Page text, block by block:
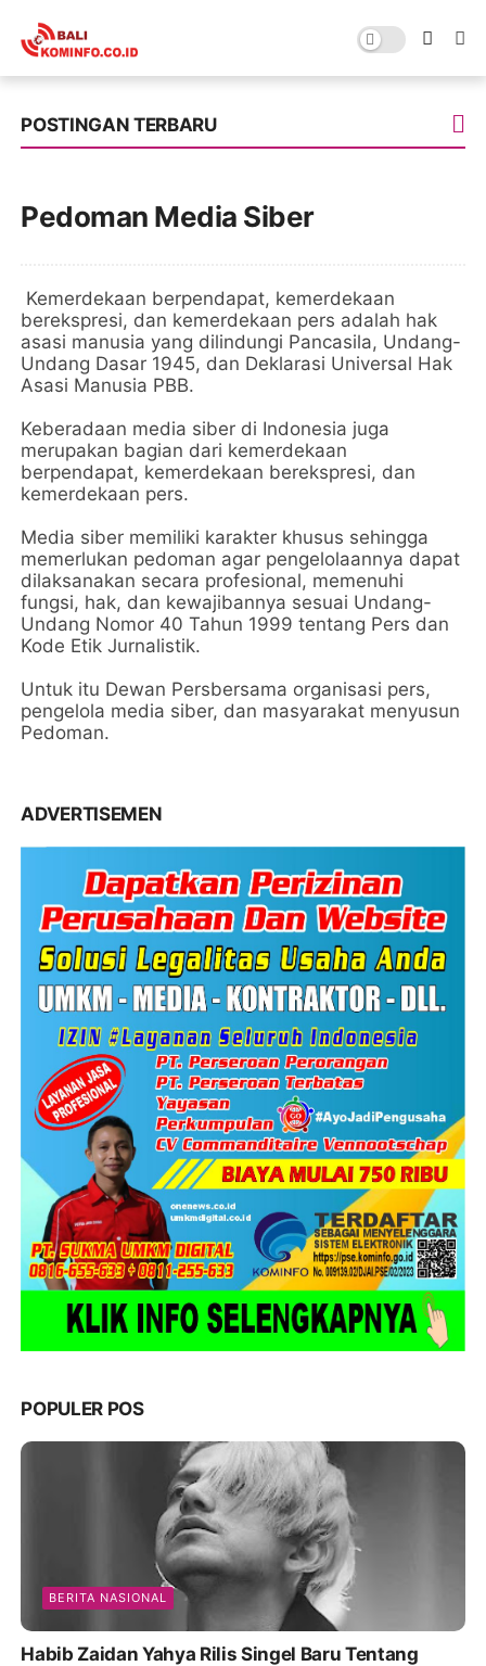
POSTINGAN TERBARU
Pedoman Media Siber
Kemerdekaan berpendapat, kemerdekaan
berekspresi, dan kemerdekaan pers adalah hak
asasi manusia yang dilindungi Pancasila, Undang-
Undang Dasar 1945, dan Deklarasi Universal Hak
Asasi Manusia PBB.
Keberadaan media siber di Indonesia juga
merupakan bagian dari kemerdekaan
berpendapat, kemerdekaan berekspresi, dan
kemerdekaan pers.
Media siber memiliki karakter khusus sehingga
memerlukan pedoman agar pengelolaannya dapat
dilaksanakan secara profesional, memenuhi
fungsi, hak, dan kewajibannya sesuai Undang-
Undang Nomor 40 Tahun 1999 tentang Pers dan
Kode Etik Jurnalistik.
Untuk itu Dewan Persbersama organisasi pers,
pengelola media siber, dan masyarakat menyusun
Pedoman.
ADVERTISEMEN
POPULER POS
BERITA NASIONAL
Habib Zaidan Yahya Rilis Singel Baru Tentang